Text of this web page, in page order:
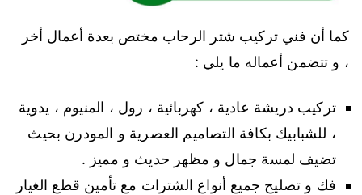
كما أن فني تركيب شتر الرحاب مختص بعدة أعمال أخر
، و تتضمن أعماله ما يلي :
تركيب دريشة عادية ، كهربائية ، رول ، المنيوم ، يدوية
، للشبابيك بكافة التصاميم العصرية و المودرن بحيث
تضيف لمسة جمال و مظهر حديث و مميز .
فك و تصليح جميع أنواع الشترات مع تأمين قطع الغيار